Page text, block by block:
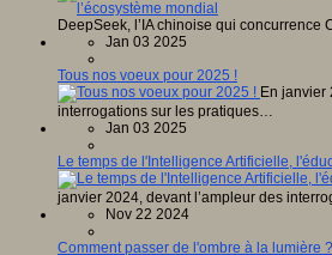
DeepSeek, l’IA chinoise qui concurrence
Jan 03 2025
Tous nos voeux pour 2025 !
En janvier
interrogations sur les pratiques…
Jan 03 2025
Le temps de l'Intelligence Artificielle,
janvier 2024, devant l’ampleur des
Nov 22 2024
Comment passer de l'ombre à la lumière ?